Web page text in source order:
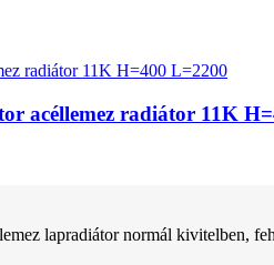
acéllemez radiátor 11K
lapradiátor normál kivitelben,